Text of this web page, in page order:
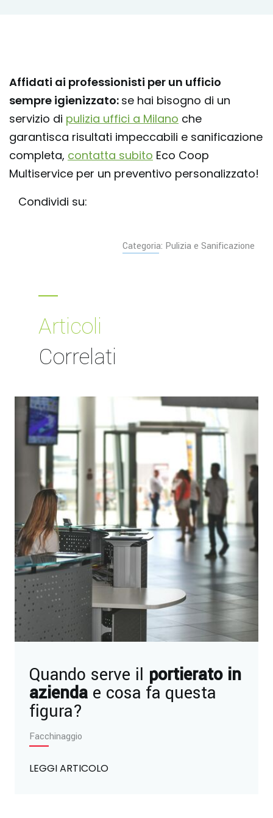
Affidati ai professionisti per un ufficio
sempre igienizzato: se hai bisogno di un
servizio di pulizia uffici a Milano che
garantisca risultati impeccabili e sanificazione
completa, contatta subito Eco Coop
Multiservice per un preventivo personalizzato!
Condividi su:
Categoria: Pulizia e Sanificazione
Articoli
Correlati
Quando serve il portierato in
azienda e cosa fa questa
figura?
Facchinaggio
LEGGI ARTICOLO